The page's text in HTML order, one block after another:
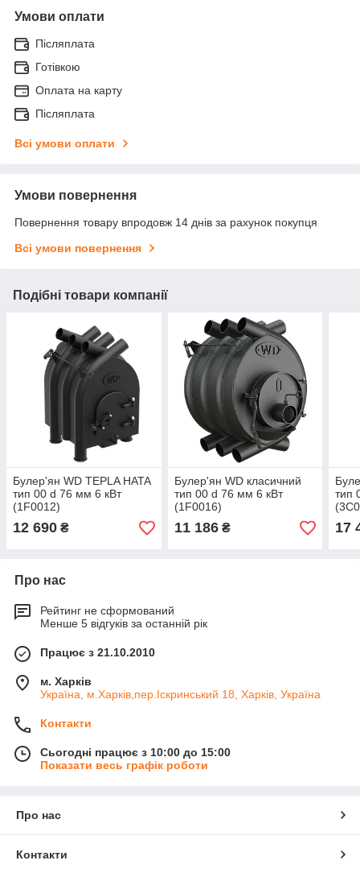
Умови оплати
Післяплата
Готівкою
Оплата на карту
Післяплата
Всі умови оплати
Умови повернення
Повернення товару впродовж 14 днів за рахунок покупця
Всі умови повернення
Подібні товари компанії
Булер'ян WD TEPLA HATA
тип 00 d 76 мм 6 кВт
(1F0012)
12 690 ₴
Булер'ян WD класичний
тип 00 d 76 мм 6 кВт
(1F0016)
11 186₴
тип
17
Про нас
Рейтинг не сформований
Менше 5 відгуків за останній рік
Працює з 21.10.2010
м. Харків
Україна, м.Харків,пер.Іскринський 18, Харків, Україна
Контакти
Сьогодні працює з 10:00 до 15:00
Показати весь графік роботи
Про нас
Контакти